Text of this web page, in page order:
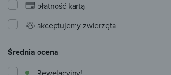
płatność kartą
akceptujemy zwierzęta
Średnia ocena
Rewelacyjny!